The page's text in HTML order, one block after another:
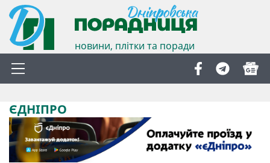
новини, плітки та поради
ЄДНІПРО